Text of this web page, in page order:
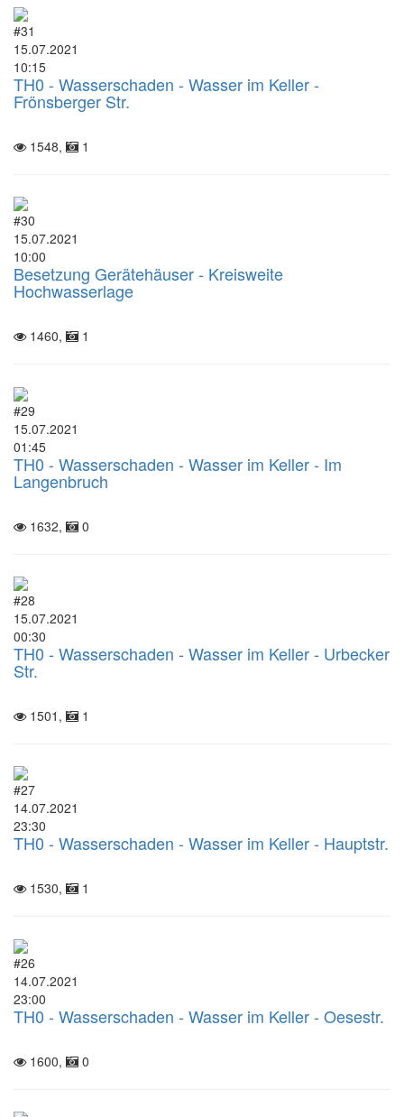
#31
15.07.2021
10:15
TH0 - Wasserschaden - Wasser im Keller -
Frönsberger Str.
1548, 1
#30
15.07.2021
10:00
Besetzung Gerätehäuser - Kreisweite
Hochwasserlage
1460, 1
#29
15.07.2021
01:45
TH0 - Wasserschaden - Wasser im Keller - Im
Langenbruch
1632, 0
#28
15.07.2021
00:30
TH0 - Wasserschaden - Wasser im Keller - Urbecker
Str.
1501, 1
#27
14.07.2021
23:30
TH0 - Wasserschaden - Wasser im Keller - Hauptstr.
1530, 1
#26
14.07.2021
23:00
TH0 - Wasserschaden - Wasser im Keller - Oesestr.
1600, 0